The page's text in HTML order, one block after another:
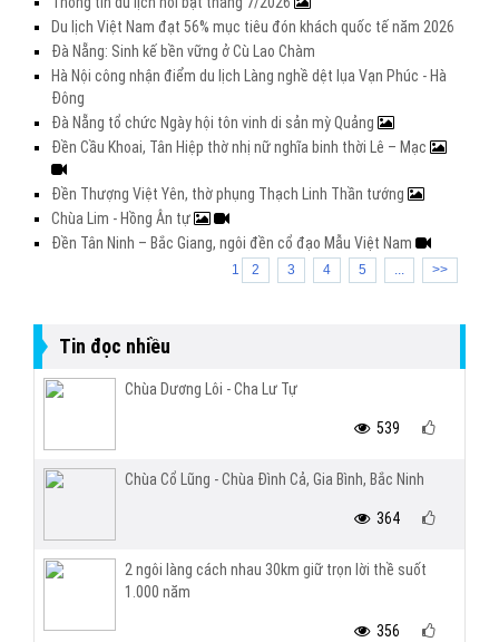
Du lịch Việt Nam đạt 56% mục tiêu đón khách quốc tế năm 2026
Đà Nẵng: Sinh kế bền vững ở Cù Lao Chàm
Hà Nội công nhận điểm du lịch Làng nghề dệt lụa Vạn Phúc - Hà
Đông
Đà Nẵng tổ chức Ngày hội tôn vinh di sản mỳ Quảng
Đền Cầu Khoai, Tân Hiệp thờ nhị nữ nghĩa binh thời Lê – Mạc
Đền Thượng Việt Yên, thờ phụng Thạch Linh Thần tướng
Chùa Lim - Hồng Ân tự
Đền Tân Ninh – Bắc Giang, ngôi đền cổ đạo Mẫu Việt Nam
1 2 3 4 5 ... >>
Tin đọc nhiều
Chùa Dương Lôi - Cha Lư Tự
539
Chùa Cổ Lũng - Chùa Đình Cả, Gia Bình, Bắc Ninh
364
2 ngôi làng cách nhau 30km giữ trọn lời thề suốt
1.000 năm
356